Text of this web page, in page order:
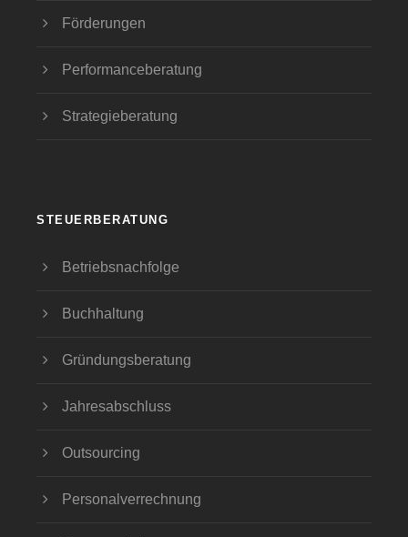
Förderungen
Performanceberatung
Strategieberatung
STEUERBERATUNG
Betriebsnachfolge
Buchhaltung
Gründungsberatung
Jahresabschluss
Outsourcing
Personalverrechnung